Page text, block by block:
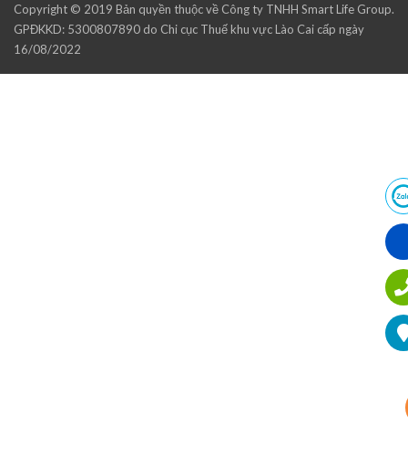
Copyright © 2019 Bản quyền thuộc về Công ty TNHH Smart Life Group.
GPĐKKD: 5300807890 do Chi cục Thuế khu vực Lào Cai cấp ngày
16/08/2022